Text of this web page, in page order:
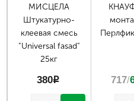
МИСЦЕЛА
Штукатурно-
клеевая смесь
"Universal fasad"
25кг
380p 717/